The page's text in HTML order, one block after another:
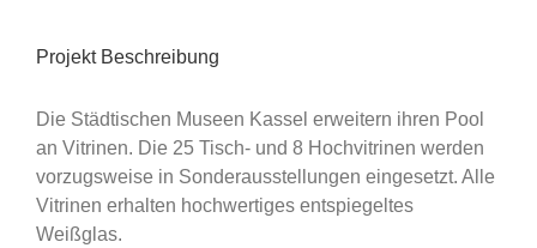
Projekt Beschreibung
Die Städtischen Museen Kassel erweitern ihren Pool
an Vitrinen. Die 25 Tisch- und 8 Hochvitrinen werden
vorzugsweise in Sonderausstellungen eingesetzt. Alle
Vitrinen erhalten hochwertiges entspiegeltes
Weißglas.